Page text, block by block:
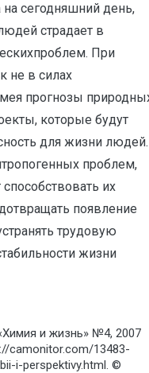
на сегодняшний день,
страдает в
При
не в силах
прогнозы
которые будут
для жизни
проблем,
их
появление
трудовую
жизни
и жизнь» №4, 2007
camonitor.com/13483-
i-perspektivy.html. ©